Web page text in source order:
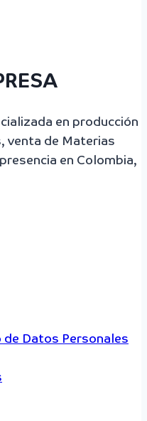
en producción
venta de Materias
en Colombia,
Datos Personales